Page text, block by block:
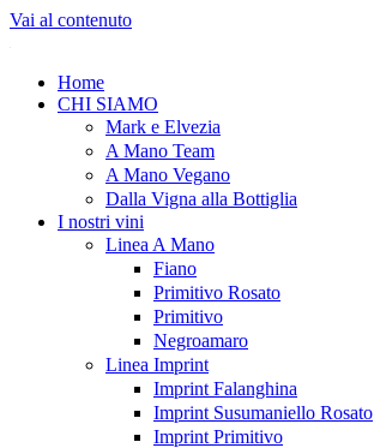
Vai al contenuto
Home
CHI SIAMO
Mark e Elvezia
A Mano Team
A Mano Vegano
Dalla Vigna alla Bottiglia
I nostri vini
Linea A Mano
Fiano
Primitivo Rosato
Primitivo
Negroamaro
Linea Imprint
Imprint Falanghina
Imprint Susumaniello Rosato
Imprint Primitivo